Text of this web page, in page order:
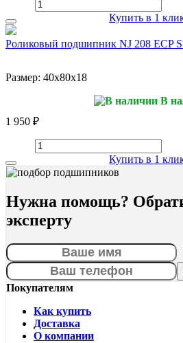
Купить в 1
Роликовый подшипник NJ 208 ECP
Размер: 40x80x18
В
1 950 ₽
Купить в 1
Нужна помощь?
эксперту
Покупателям
Как купить
Доставка
О компании